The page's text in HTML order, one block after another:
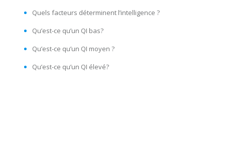
Quels facteurs déterminent l’intelligence ?
Qu’est-ce qu’un QI bas?
Qu’est-ce qu’un QI moyen ?
Qu’est-ce qu’un QI élevé?